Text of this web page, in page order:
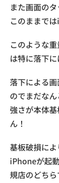
また画面の
このままで
このような
は特に落下に
落下による
のでまだな
強さが本体
ん！
基板破損によ
iPhoneが起
規店のどちら